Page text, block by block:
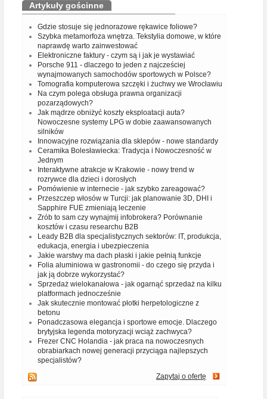
Artykuły gościnne
Gdzie stosuje się jednorazowe rękawice foliowe?
Szybka metamorfoza wnętrza. Tekstylia domowe, w które
naprawdę warto zainwestować
Elektroniczne faktury - czym są i jak je wystawiać
Porsche 911 - dlaczego to jeden z najcześciej
wynajmowanych samochodów sportowych w Polsce?
Tomografia komputerowa szczęki i żuchwy we Wrocławiu
Na czym polega obsługa prawna organizacji
pozarządowych?
Jak mądrze obniżyć koszty eksploatacji auta?
Nowoczesne systemy LPG w dobie zaawansowanych
silników
Innowacyjne rozwiązania dla sklepów - nowe standardy
Ceramika Bolesławiecka: Tradycja i Nowoczesność w
Jednym
Interaktywne atrakcje w Krakowie - nowy trend w
rozrywce dla dzieci i dorosłych
Pomówienie w internecie - jak szybko zareagować?
Przeszczep włosów w Turcji: jak planowanie 3D, DHI i
Sapphire FUE zmieniają leczenie
Zrób to sam czy wynajmij infobrokera? Porównanie
kosztów i czasu researchu B2B
Leady B2B dla specjalistycznych sektorów: IT, produkcja,
edukacja, energia i ubezpieczenia
Jakie warstwy ma dach płaski i jakie pełnią funkcje
Folia aluminiowa w gastronomii - do czego się przyda i
jak ją dobrze wykorzystać?
Sprzedaż wielokanałowa - jak ogarnąć sprzedaż na kilku
platformach jednocześnie
Jak skutecznie montować płotki herpetologiczne z
betonu
Ponadczasowa elegancja i sportowe emocje. Dlaczego
brytyjska legenda motoryzacji wciąż zachwyca?
Frezer CNC Holandia - jak praca na nowoczesnych
obrabiarkach nowej generacji przyciąga najlepszych
specjalistów?
Zapytaj o ofertę